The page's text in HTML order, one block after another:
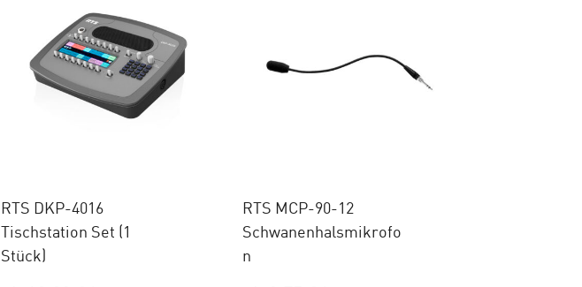
RTS DKP-4016
Tischstation Set (1
Stück)
RTS MCP-90-12
Schwanenhalsmikrofo
n